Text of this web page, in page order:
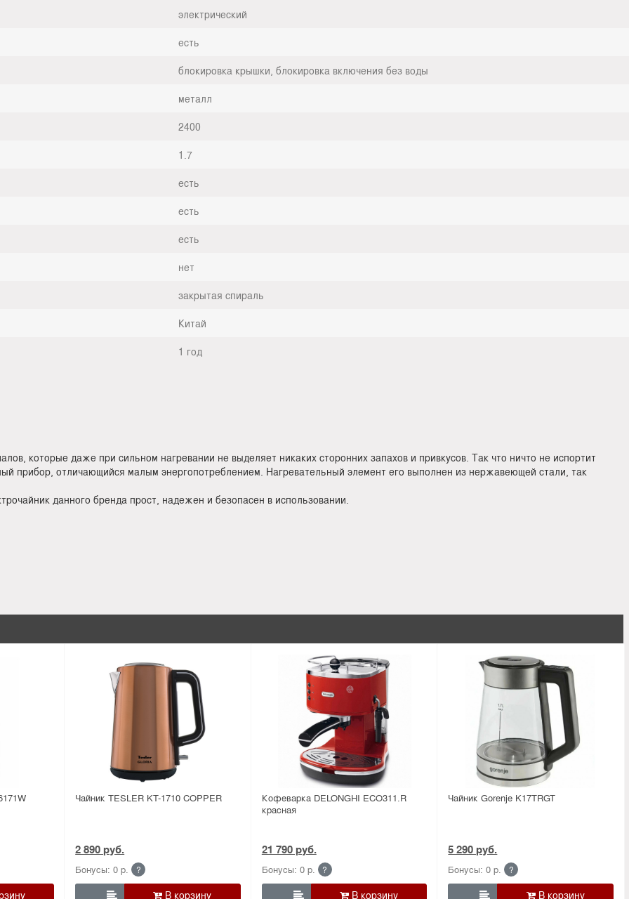
электрический
есть
блокировка крышки, блокировка включения без воды
металл
2400
1.7
есть
есть
есть
нет
закрытая спираль
Китай
1 год
которые даже при сильном нагревании не выделяет никаких сторонних запахов и привкусов. Так что ничто не испортит
прибор, отличающийся малым энергопотреблением. Нагревательный элемент его выполнен из нержавеющей стали, так
данного бренда прост, надежен и безопасен в использовании.
Чайник TESLER KT-1710 COPPER
2 890 руб.
Бонусы: 0 р. ?

Кофеварка DELONGHI ECO311.R
красная
21 790 руб.
Бонусы: 0 р. ?

Чайник Gorenje K17TRGT
5 290 руб.
Бонусы: 0 р. ?
